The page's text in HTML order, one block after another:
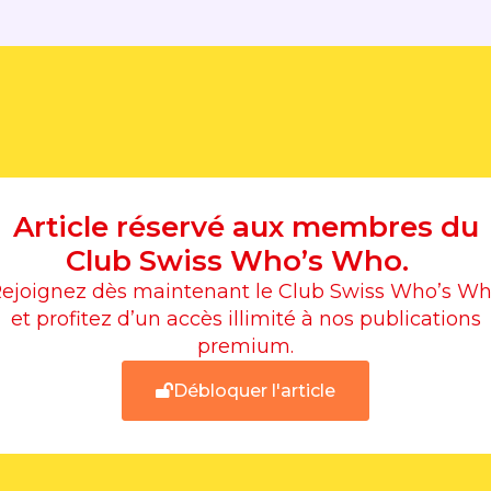
Article réservé aux membres du
Club Swiss Who’s Who.
dès maintenant le Club Swiss Who’s
et profitez d’un accès illimité à nos publications
premium.
Débloquer l'article